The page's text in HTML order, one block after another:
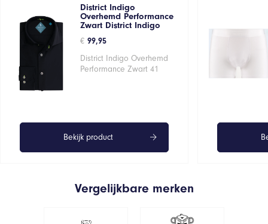
District Indigo
Overhemd Performance
Zwart District Indigo
€ 99,95
District Indigo Overhemd
Performance Zwart 41
Bekijk product
Vergelijkbare merken